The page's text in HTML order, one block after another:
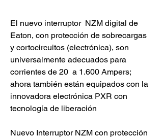
El nuevo interruptor  NZM digital de
Eaton, con protección de sobrecargas
y cortocircuitos (electrónica), son
universalmente adecuados para
corrientes de 20  a 1.600 Ampers;
ahora también están equipados con la
innovadora electrónica PXR con
tecnología de liberación
Nuevo Interruptor NZM con protección